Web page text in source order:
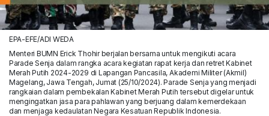
EPA-EFE/ADI WEDA
Menteri BUMN Erick Thohir berjalan bersama untuk mengikuti acara
Parade Senja dalam rangka acara kegiatan rapat kerja dan retret Kabinet
Merah Putih 2024-2029 di Lapangan Pancasila, Akademi Militer (Akmil)
Magelang, Jawa Tengah, Jumat (25/10/2024). Parade Senja yang menjadi
rangkaian dalam pembekalan Kabinet Merah Putih tersebut digelar untuk
mengingatkan jasa para pahlawan yang berjuang dalam kemerdekaan
dan menjaga kedaulatan Negara Kesatuan Republik Indonesia.